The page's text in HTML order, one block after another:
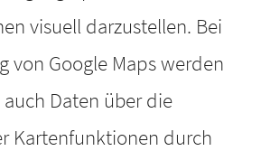
visuell darzustellen. Bei
von Google Maps werden
Daten über die
Kartenfunktionen durch